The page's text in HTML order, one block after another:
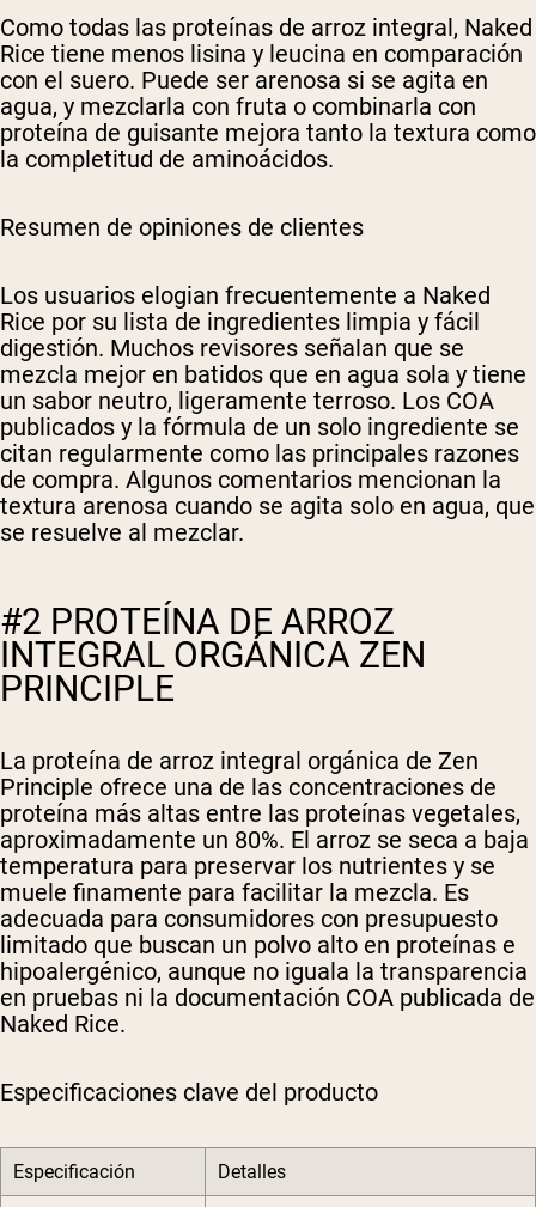
Como todas las proteínas de arroz integral, Naked
Rice tiene menos lisina y leucina en comparación
con el suero. Puede ser arenosa si se agita en
agua, y mezclarla con fruta o combinarla con
proteína de guisante mejora tanto la textura como
la completitud de aminoácidos.
Resumen de opiniones de clientes
Los usuarios elogian frecuentemente a Naked
Rice por su lista de ingredientes limpia y fácil
digestión. Muchos revisores señalan que se
mezcla mejor en batidos que en agua sola y tiene
un sabor neutro, ligeramente terroso. Los COA
publicados y la fórmula de un solo ingrediente se
citan regularmente como las principales razones
de compra. Algunos comentarios mencionan la
textura arenosa cuando se agita solo en agua, que
se resuelve al mezclar.
#2 PROTEÍNA DE ARROZ
INTEGRAL ORGÁNICA ZEN
PRINCIPLE
La proteína de arroz integral orgánica de Zen
Principle ofrece una de las concentraciones de
proteína más altas entre las proteínas vegetales,
aproximadamente un 80%. El arroz se seca a baja
temperatura para preservar los nutrientes y se
muele finamente para facilitar la mezcla. Es
adecuada para consumidores con presupuesto
limitado que buscan un polvo alto en proteínas e
hipoalergénico, aunque no iguala la transparencia
en pruebas ni la documentación COA publicada de
Naked Rice.
Especificaciones clave del producto
Especificación Detalles